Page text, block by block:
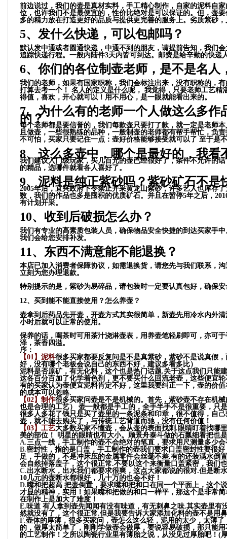
前边说过，我们的壶是真材实料，手工精心制作，自家的泥料自
位，也许我们不是最便宜的，性价比绝对是可以保证的。但，壶
多的精力放在打造更好的品质与提供更完善的服务上。劣质紫砂
5、发什么快递，可以包邮吗？
默认发中通或者圆通快递，中通不到的朋友，请提前告知，我们
追踪快递行程。一般内陆件3天内皆可到达。 邮费是给辛勤的快递
6、你们的各位制壶老师，是不是名人
我们的老师，如果有国家职称，我们会标注出来，没有职称的，
打算去考一个！ 名人的定义是什么呢， 我觉得，只要老师工艺
得值，喜欢，开心就可以！用不用心，是一眼就能看出来的。
7、为什么有的老师一个人做这么多
的？
每个老师都是要信誉的，我们每款壶只要打了款，就一定是老师
且做壶，一些很熟练的品种，一般制壶的老师都有帮手帮忙，负
不可怕，买家只要记住一点：壶好价格能够接受就可以了 至于是
8、这么多壶中，哪个是最好的，我看
我们建议入门级玩家，买几百元的壶已经很好了，条件不允许的
的精品，选哪件就看各人喜好了。
9、泥料是纯正紫砂吗？紫砂矿石不是
2005年后，宜兴政府下令禁止开采黄龙山紫砂，许多艺人也库存
数，我们的作品也多是囤积的优质矿石。并且在暂停5年之后，
有计划开采。
10、收到后破损怎么办？
我们有专业的高素质包装人员，确保物品安全快捷的到达买家手
我们会给您安排补发。
11、东西不满意能不能退换？
本店已加入消费者保障协议，如需退换货，请您先与我们联系，
立刻为您办理退款。
特别提示的是，紫砂为易碎品，请包装时一定要认真包好，确保
12、买到能不能直接使用？怎么养壶？
壶拿到后药品先开壶，开壶方式其实很简单，新壶先用冷水内外
小时后就可以正常的使用。
保养的话，喝茶时可用茶汁浇淋壶表，用养壶笔轻刷即可，亦可
泽，茶香四溢。
序：
【01】 泥料很多买家都要反复问是不是真紫砂，紫砂不是说真假
好，没有哪个老板会说自己的东西不好，建议多看多比）
泥料是否原矿，有无化料，这个也是热门话题.关于这点我们只能
这各百分百加了化学着色剂，更不要买什么回流老壶，这些便宜
有的买家认为壶便宜泥料肯定不好，这里我要纠正一下，壶的价
的成本可以忽略.
【02】 制作很多买家问壶是不是机械的。首先，紫砂壶不存在机
也是合理的工艺） 壶一般都是手工的，全手半手不是很重要，只
很多人多花了钱只是买了壶里的一条泥条和印章，很不值得，自
壶，就不能去购买了，与传统工艺背道而驰，没有任何价值！
【03】 工艺大多数买家不懂壶，会从壶的表面找刺.眼睛盯着找哪
美的部位！ 明星的眼睛也有大小。顾景舟泰斗做的石瓢细看把也
A.三点一线，手工制作的壶不会绝对的笔直，要求用尺测量多少
B.密封性，指的是口盖，手工制作的壶我们要求口盖密封性要很
足，手做的，不是冲床压的金属零件会丝毫不差.有的还装满水倒
会自然掉落盖子，这个很正常.不要以这个来衡量口盖紧密，我们
C.出水断水，出水我们都要求很爽，这点大家都说的很对.但是断
10几元的壶断水都很好，几十万的也会不好！
D.嘴和把超高 把壶倒置，要求嘴和把和口在同一个平面上，这个
才显的精神，实用！如果嘴和把做的和口一样平，那这个是非常
在制作上是加大了难度！
E.味道 有人拿到壶先闻闻有没有味道，有无刺鼻之味.其实壶里
然就没有了，这个很正常.但是我要告诉大家添加化料的壶不是用
F.壶体的厚薄，很多买家问，壶怎么这么轻，泥用的太少，太薄
的，做厚太简单了，刚刚学做壶会做厚，要说容易破损，那只能
的工艺制作！之所以陶瓷行业里有薄胎之说，从没见过厚胎吧！(